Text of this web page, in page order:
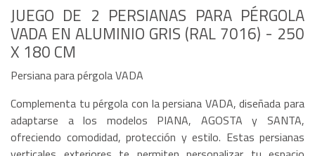
JUEGO DE 2 PERSIANAS PARA PÉRGOLA
VADA EN ALUMINIO GRIS (RAL 7016) - 250
X 180 CM
Persiana para pérgola VADA
Complementa tu pérgola con la persiana VADA, diseñada para
adaptarse a los modelos PIANA, AGOSTA y SANTA,
ofreciendo comodidad, protección y estilo. Estas persianas